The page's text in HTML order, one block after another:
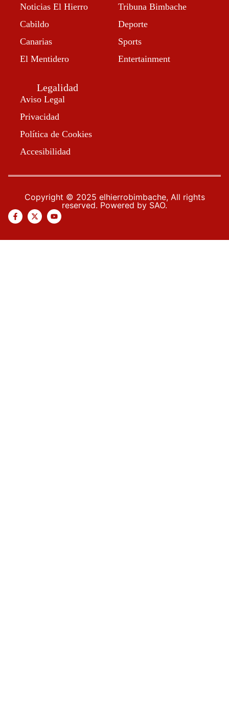
Noticias El Hierro
Cabildo
Canarias
El Mentidero
Tribuna Bimbache
Deporte
Sports
Entertainment
Legalidad
Aviso Legal
Privacidad
Política de Cookies
Accesibilidad
Copyright © 2025 elhierrobimbache, All rights
reserved. Powered by SAO.